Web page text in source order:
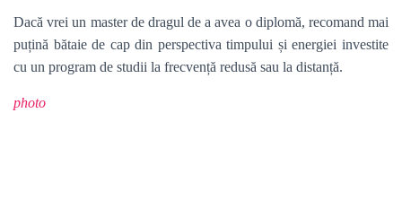
Dacă vrei un master de dragul de a avea o diplomă, recomand mai
puțină bătaie de cap din perspectiva timpului și energiei investite
cu un program de studii la frecvență redusă sau la distanță.
photo